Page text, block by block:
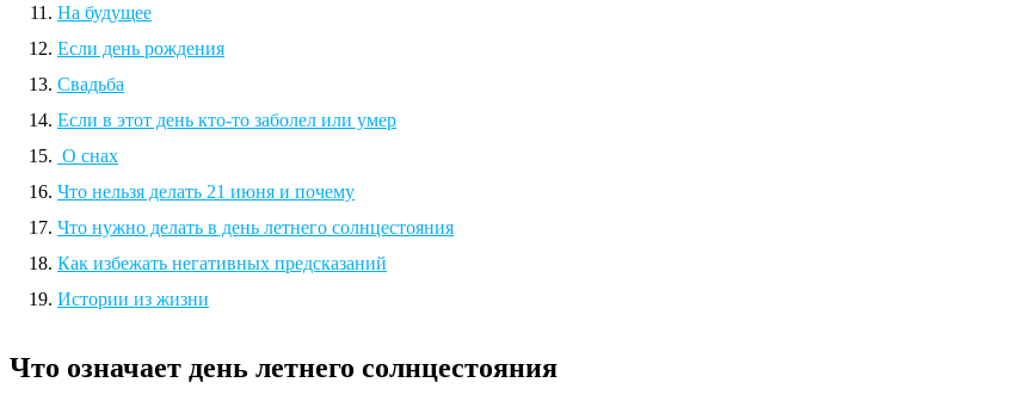
На будущее
Если день рождения
Свадьба
Если в этот день кто-то заболел или умер
О снах
Что нельзя делать 21 июня и почему
Что нужно делать в день летнего солнцестояния
Как избежать негативных предсказаний
Истории из жизни
Что означает день летнего солнцестояния